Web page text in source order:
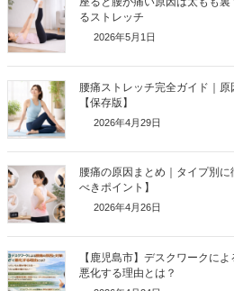
るストレッチ
2026年5月1日
腰痛ストレッチ完全ガイド｜
【保存版】
2026年4月29日
腰痛の原因まとめ｜タイプ別
べきポイント】
2026年4月26日
【鹿児島市】デスクワークに
悪化する理由とは？